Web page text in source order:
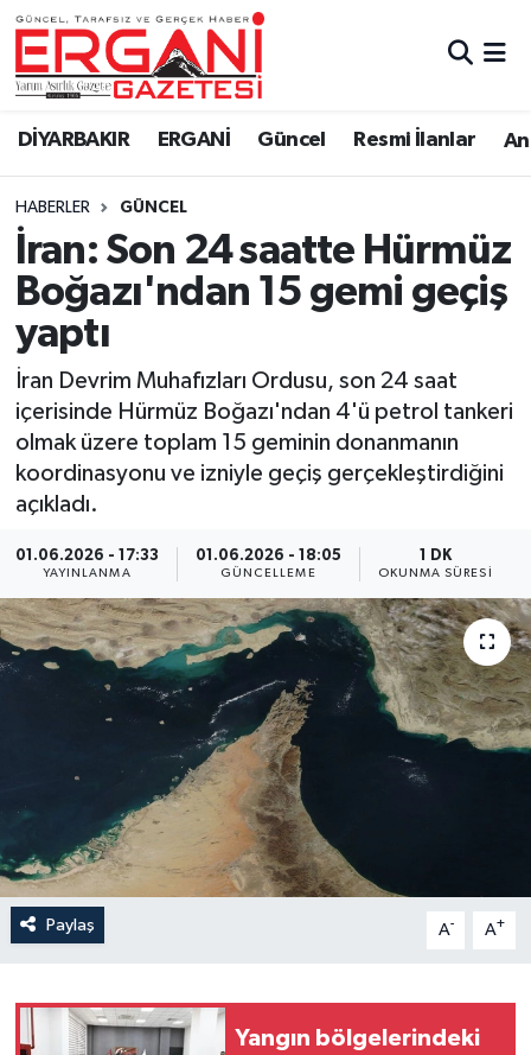
DİYARBAKIR ERGANİ Güncel Resmi İlanlar
HABERLER GÜNCEL
İran: Son 24 saatte Hürmüz
Boğazı'ndan 15 gemi geçiş
yaptı
İran Devrim Muhafızları Ordusu, son 24 saat
içerisinde Hürmüz Boğazı'ndan 4'ü petrol tankeri
olmak üzere toplam 15 geminin donanmanın
koordinasyonu ve izniyle geçiş gerçekleştirdiğini
açıkladı.
01.06.2026 - 17:33
YAYINLANMA
01.06.2026 - 18:05
GÜNCELLEME
1 DK
OKUNMA SÜRESI
Paylaş A- A+
Yangın bölgelerindeki
DİYARBAKIR
BİSMİL
BAĞLAR
ERGANİ
Güncel
Eği̇ti̇m
Resmi İlanlar
Sağlık
Si̇yaset
Spor
Yaşam
Anali̇z
Bi̇li̇m & Teknoloji̇
Eği̇ti̇m
Ergani Nöbetçi Eczaneler
Ergani Hava Durumu
Ergani Trafik Yoğunluk Haritası
Süper Lig Puan Durumu ve Fikstür
Tüm Manşetler
Son Dakika Haberleri
Haber Arşivi